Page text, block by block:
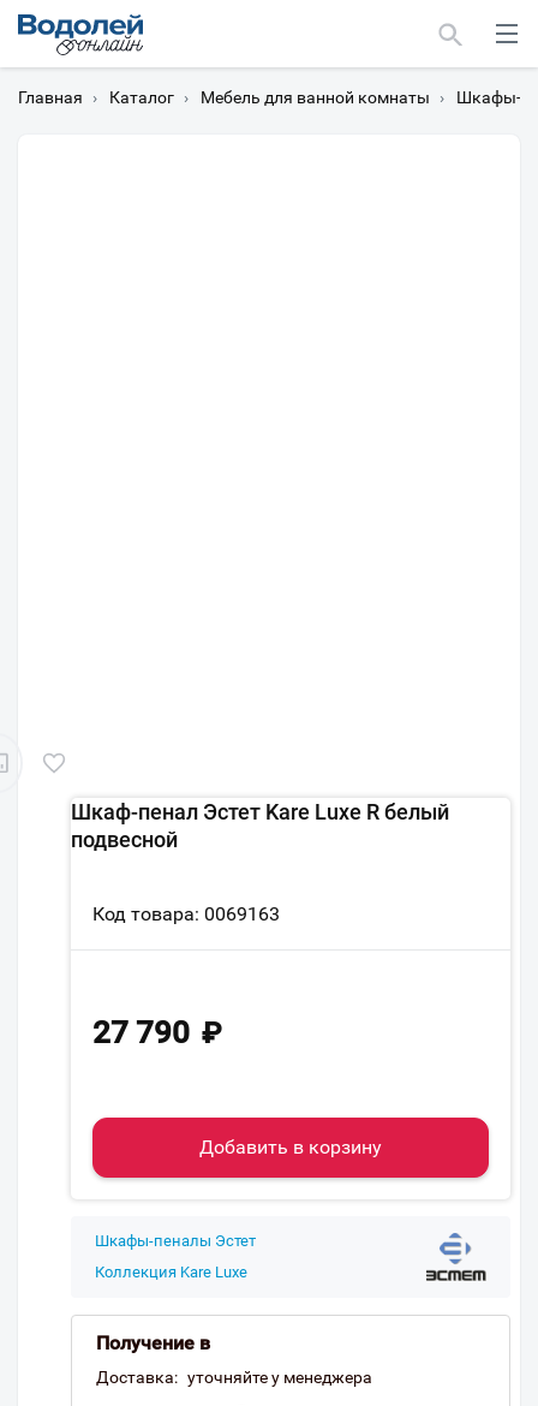
Главная › Каталог › Мебель для ванной комнаты › Шкафы-
Шкаф-пенал Эстет Kare Luxe R белый
подвесной
Код товара: 0069163
27 790 ₽
Добавить в корзину
Шкафы-пеналы Эстет
Коллекция Kare Luxe
Получение в
Доставка: уточняйте у менеджера